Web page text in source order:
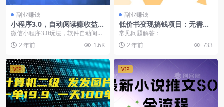
副业赚钱
小程序3.0，自动阅读赚收益，
小白宝妈轻松操作，有手就
微信小程序3.0玩法，软件自动阅读
赚取收益，小白宝妈轻松操作，有
手就行，每天一小...
2 年前 1.6K
副业赚钱
低价书变现搞钱项目：无需启
动资金，当天见效，一天轻松
常见问题解答：
2 年前
733
VIP VIP